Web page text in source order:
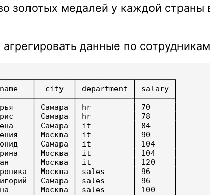
золотых медалей у каждой страны
данные по
│  city  │ department │ salary │
│ Самара │ hr         │ 70     │
│ Самара │ hr         │ 78     │
│ Самара │ it         │ 84     │
│ Москва │ it         │ 90     │
│ Самара │ it         │ 104    │
│ Москва │ it         │ 104    │
│ Москва │ it         │ 120    │
│ Москва │ sales      │ 96     │
│ Самара │ sales      │ 96     │
│ Москва │ sales      │ 100    │